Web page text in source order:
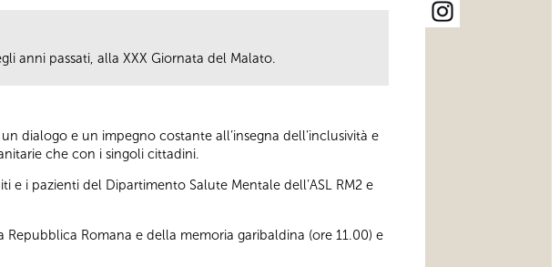
anni passati, alla XXX Giornata del Malato.
dialogo e un impegno costante all’insegna dell’inclusività e
che con i singoli cittadini.
i pazienti del Dipartimento Salute Mentale dell’ASL RM2 e
Romana e della memoria garibaldina (ore 11.00) e